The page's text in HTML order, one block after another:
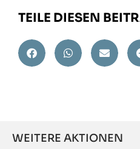
TEILE DIESEN
WEITERE AKTIONEN